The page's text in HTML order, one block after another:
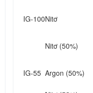
IG-100Nitơ
Nitơ (50%)
IG-55 Argon (50%)